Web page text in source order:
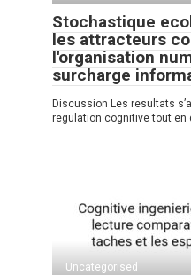
Stochastique
les attracteurs
l'organisation
surcharge
Discussion Les resultats
regulation cognitive tout en
Uncategorised